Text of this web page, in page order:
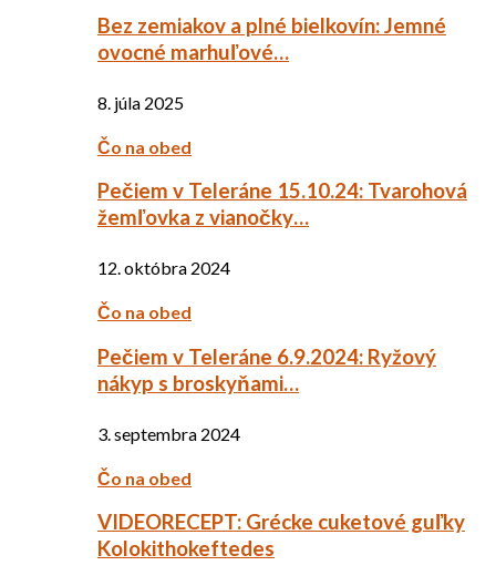
Bez zemiakov a plné bielkovín: Jemné
ovocné marhuľové…
8. júla 2025
Čo na obed
Pečiem v Teleráne 15.10.24: Tvarohová
žemľovka z vianočky…
12. októbra 2024
Čo na obed
Pečiem v Teleráne 6.9.2024: Ryžový
nákyp s broskyňami…
3. septembra 2024
Čo na obed
VIDEORECEPT: Grécke cuketové guľky
Kolokithokeftedes